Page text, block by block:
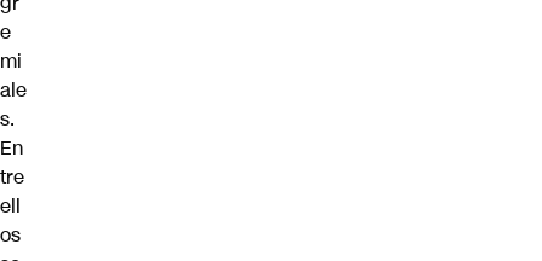
e
mi
ale
s.
En
tre
ell
os